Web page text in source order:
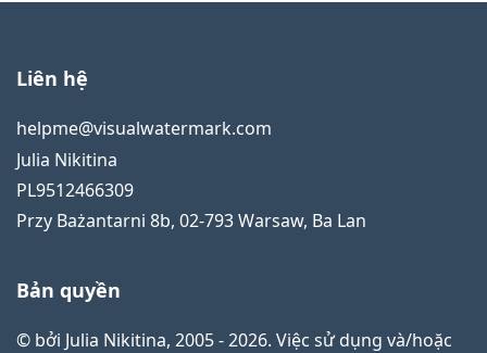
Liên hệ
helpme@visualwatermark.com
Julia Nikitina
PL9512466309
Przy Bażantarni 8b, 02-793Warsaw, Ba Lan
Bản quyền
© bởi Julia Nikitina, 2005 - 2026. Việc sử dụng và/hoặc